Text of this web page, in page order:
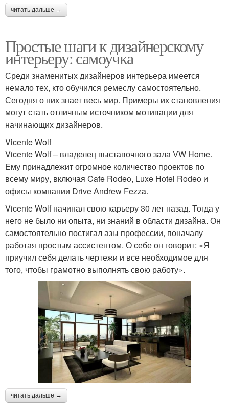
читать дальше →
Простые шаги к дизайнерскому
интерьеру: самоучка
Среди знаменитых дизайнеров интерьера имеется
немало тех, кто обучился ремеслу самостоятельно.
Сегодня о них знает весь мир. Примеры их становления
могут стать отличным источником мотивации для
начинающих дизайнеров.
Vicente Wolf
Vicente Wolf – владелец выставочного зала VW Home.
Ему принадлежит огромное количество проектов по
всему миру, включая Cafe Rodeo, Luxe Hotel Rodeo и
офисы компании Drive Andrew Fezza.
Vicente Wolf начинал свою карьеру 30 лет назад. Тогда у
него не было ни опыта, ни знаний в области дизайна. Он
самостоятельно постигал азы профессии, поначалу
работая простым ассистентом. О себе он говорит: «Я
приучил себя делать чертежи и все необходимое для
того, чтобы грамотно выполнять свою работу».
читать дальше →